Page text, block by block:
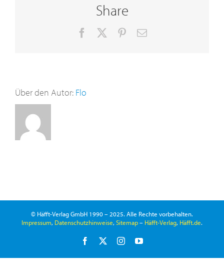
Share
Facebook Pinterest
E-
Über den Autor: Flo
© Häfft-Verlag GmbH 1990 – 2025. Alle Rechte vorbehalten.
Impressum, Datenschutzhinweise,Sitemap– Häfft-Verlag, Häfft.de.
Facebook InstagramYouTube